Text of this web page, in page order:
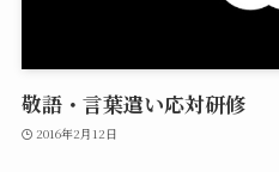
敬語・⾔葉遣い応対研修
2016年2月12日